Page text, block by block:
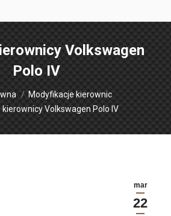
Volkswagen
Polo IV
Modyfikacje kierownic
kierownicy Volkswagen Polo IV
mar
22